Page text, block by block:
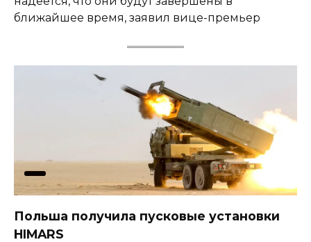
ближайшее время, заявил вице-премьер
Польша получила пусковые установки
HIMARS